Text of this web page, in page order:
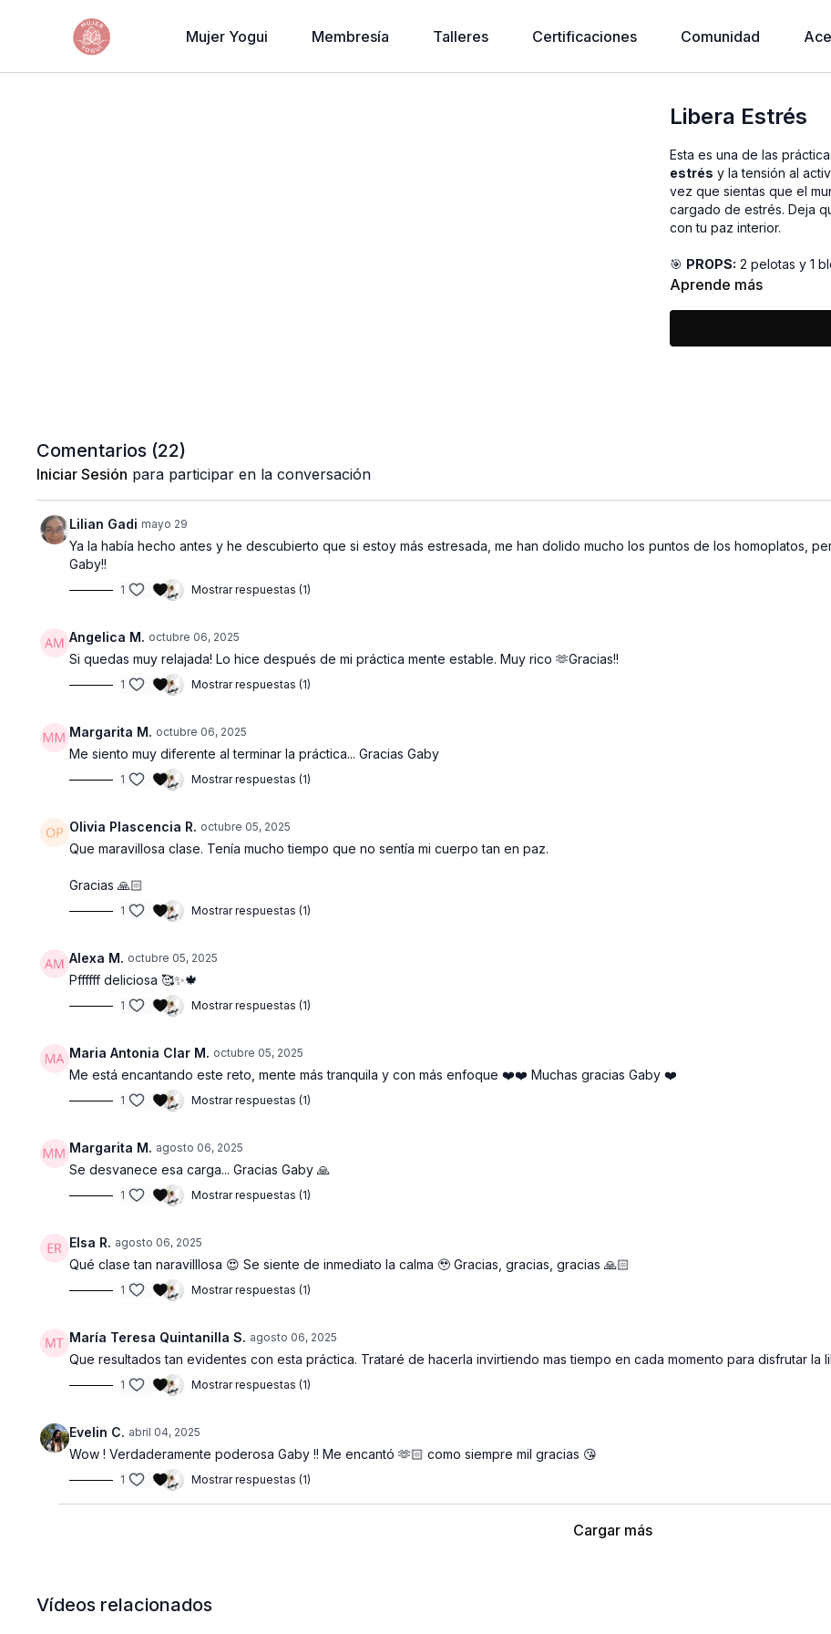
Mujer Yogui Membresía Talleres Certificaciones Comunidad
Libera Estrés
Esta es una de las
estrés y la tensión al
vez que sientas que el
cargado de estrés. Deja
con tu paz interior.
🎯 PROPS: 2 pelotas y 1
Aprende más
Comentarios (22)
Iniciar Sesión para participar en la conversación
Lilian Gadi mayo 29
Ya la había hecho antes y he descubierto que si estoy más estresada, me han dolido mucho los puntos de los homoplatos,
Gaby!!
1 Mostrar respuestas (1)
Angelica M. octubre 06, 2025
Si quedas muy relajada! Lo hice después de mi práctica mente estable. Muy rico 🫶Gracias!!
1 Mostrar respuestas (1)
Margarita M. octubre 06, 2025
Me siento muy diferente al terminar la práctica... Gracias Gaby
1 Mostrar respuestas (1)
Olivia Plascencia R. octubre 05, 2025
Que maravillosa clase. Tenía mucho tiempo que no sentía mi cuerpo tan en paz.
Gracias 🙏🏻
1 Mostrar respuestas (1)
Alexa M. octubre 05, 2025
Pffffff deliciosa 🥰✨️🍁
1 Mostrar respuestas (1)
Maria Antonia Clar M. octubre 05, 2025
Me está encantando este reto, mente más tranquila y con más enfoque ❤️❤️ Muchas gracias Gaby ❤️
1 Mostrar respuestas (1)
Margarita M. agosto 06, 2025
Se desvanece esa carga... Gracias Gaby 🙏
1 Mostrar respuestas (1)
Elsa R. agosto 06, 2025
Qué clase tan naravilllosa 😍 Se siente de inmediato la calma 🥹 Gracias, gracias, gracias 🙏🏻
1 Mostrar respuestas (1)
María Teresa Quintanilla S. agosto 06, 2025
Que resultados tan evidentes con esta práctica. Trataré de hacerla invirtiendo mas tiempo en cada momento para disfrutar la
1 Mostrar respuestas (1)
Evelin C. abril 04, 2025
Wow ! Verdaderamente poderosa Gaby !! Me encantó 🫶🏻 como siempre mil gracias 😘
1 Mostrar respuestas (1)
Cargar más
Vídeos relacionados